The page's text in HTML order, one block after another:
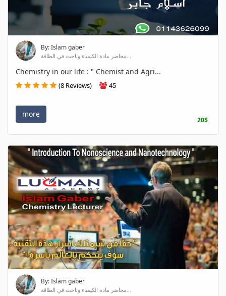
By: Islam gaber
محاضر مادة الكيمياء وباحث في الطاقة...
Chemistry in our life : " Chemist and Agri...
(8 Reviews) 45
more
20$
By: Islam gaber
محاضر مادة الكيمياء وباحث في الطاقة...